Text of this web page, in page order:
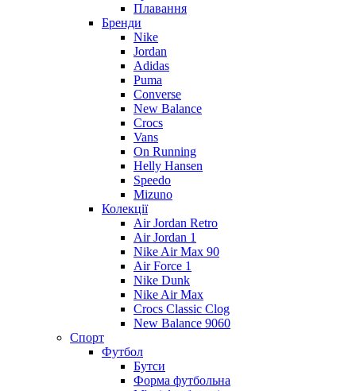
Плавання
Бренди
Nike
Jordan
Adidas
Puma
Converse
New Balance
Crocs
Vans
On Running
Helly Hansen
Speedo
Mizuno
Колекції
Air Jordan Retro
Air Jordan 1
Nike Air Max 90
Air Force 1
Nike Dunk
Nike Air Max
Crocs Classic Clog
New Balance 9060
Спорт
Футбол
Бутси
Форма футбольна